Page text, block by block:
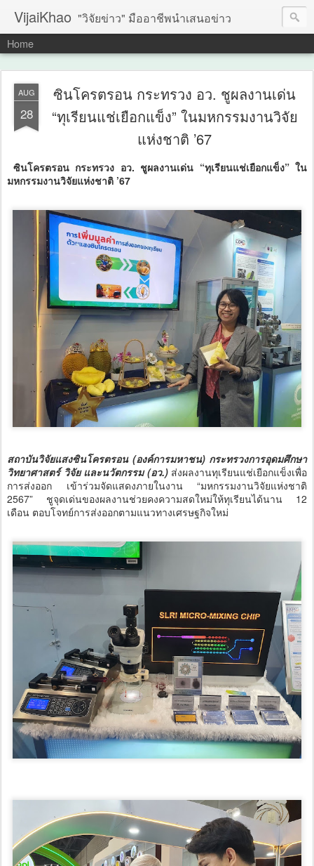
VijaiKhao "วิจัยข่าว" มืออาชีพนำเสนอข่าว
Home
AUG
28
ซินโครตรอน กระทรวง อว. ชูผลงานเด่น
“ทุเรียนแช่เยือกแข็ง” ในมหกรรมงานวิจัย
แห่งชาติ ’67
ซินโครตรอน กระทรวง อว. ชูผลงานเด่น “ทุเรียนแช่เยือกแข็ง” ใน
มหกรรมงานวิจัยแห่งชาติ ’67
สถาบันวิจัยแสงซินโครตรอน (องค์การมหาชน) กระทรวงการอุดมศึกษา
วิทยาศาสตร์ วิจัย และนวัตกรรม (อว.)ส่งผลงานทุเรียนแช่เยือกแข็งเพื่อ
การส่งออก เข้าร่วมจัดแสดงภายในงาน “มหกรรมงานวิจัยแห่งชาติ
2567” ชูจุดเด่นของผลงานช่วยคงความสดใหม่ให้ทุเรียนได้นาน 12
เดือน ตอบโจทย์การส่งออกตามแนวทางเศรษฐกิจใหม่